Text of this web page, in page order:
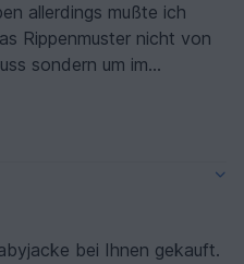
allerdings mußte ich
Rippenmuster nicht von
sondern um im
immer auf der richtigen
wiederholt werden
ich vorerst die Lust
bei Ihnen gekauft.